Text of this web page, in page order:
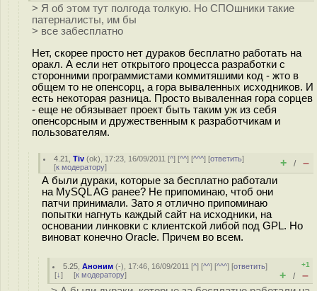
> Я об этом тут полгода толкую. Но СПОшники такие
патерналисты, им бы
> все забесплатно
Нет, скорее просто нет дураков бесплатно работать на
оракл. А если нет открытого процесса разработки с
сторонними программистами коммитяшими код - жто в
общем то не опенсорц, а гора вываленных исходников. И
есть некоторая разница. Просто вываленная гора сорцев
- еще не обязывает проект быть таким уж из себя
опенсорсным и дружественным к разработчикам и
пользователям.
4.21 ,Tiv (ok), 17:23, 16/09/2011 [^] [^^] [^^^] [ответить]
[к модератору] + / –
А были дураки, которые за бесплатно работали
на MySQL AG ранее? Не припоминаю, чтоб они
патчи принимали. Зато я отлично припоминаю
попытки нагнуть каждый сайт на исходники, на
основании линковки с клиентской либой под GPL. Но
виноват конечно Oracle. Причем во всем.
5.25 ,Аноним (-), 17:46, 16/09/2011 [^] [^^] [^^^] [ответить]
[↓] [к модератору]
+1
+ / –